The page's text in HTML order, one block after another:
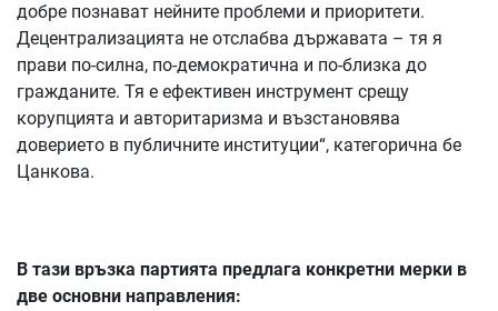
добре познават нейните проблеми и приоритети.
Децентрализацията не отслабва държавата – тя я
прави по-силна, по-демократична и по-близка до
гражданите. Тя е ефективен инструмент срещу
корупцията и авторитаризма и възстановява
доверието в публичните институции“, категорична бе
Цанкова.
В тази връзка партията предлага конкретни мерки в
две основни направления: